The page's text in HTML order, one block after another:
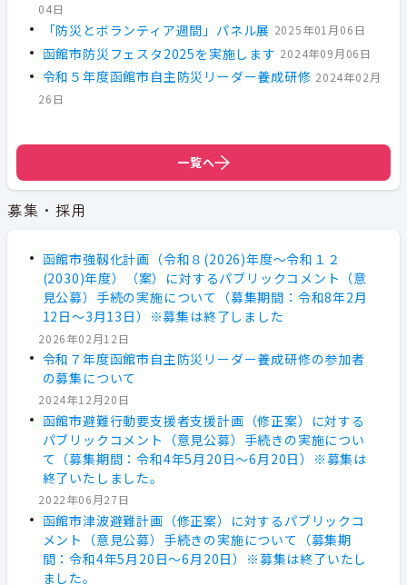
04日
「防災とボランティア週間」パネル展 2025年01月06日
函館市防災フェスタ2025を実施します 2024年09月06日
令和５年度函館市自主防災リーダー養成研修 2024年02月
26日
一覧へ
募集・採用
函館市強靱化計画（令和８(2026)年度～令和１２
(2030)年度）（案）に対するパブリックコメント（意
見公募）手続の実施について（募集期間：令和8年2月
12日～3月13日）※募集は終了しました
2026年02月12日
令和７年度函館市自主防災リーダー養成研修の参加者
の募集について
2024年12月20日
函館市避難行動要支援者支援計画（修正案）に対する
パブリックコメント（意見公募）手続きの実施につい
て（募集期間：令和4年5月20日～6月20日）※募集は
終了いたしました。
2022年06月27日
函館市津波避難計画（修正案）に対するパブリックコ
メント（意見公募）手続きの実施について（募集期
間：令和4年5月20日～6月20日）※募集は終了いたし
ました。